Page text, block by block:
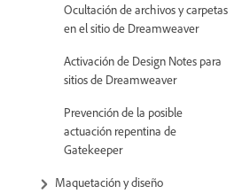
Ocultación de archivos y carpetas
en el sitio de Dreamweaver
Activación de Design Notes para
sitios de Dreamweaver
Prevención de la posible
actuación repentina de
Gatekeeper
Maquetación y diseño